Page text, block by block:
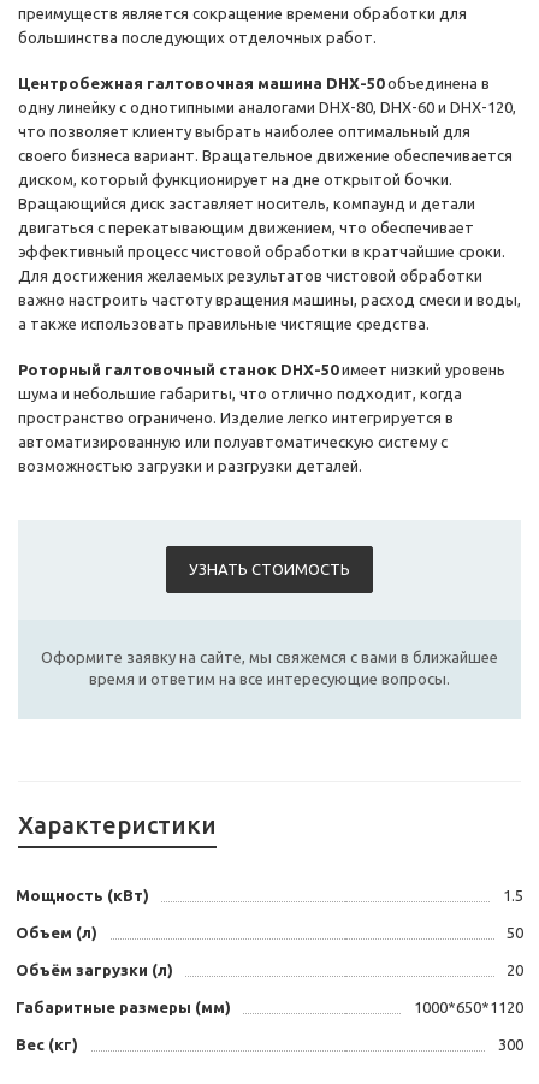
преимуществ является сокращение времени обработки для
большинства последующих отделочных работ.
Центробежная галтовочная машина DHX-50объединена в
одну линейку с однотипными аналогами DHX-80, DHX-60 и DHX-120,
что позволяет клиенту выбрать наиболее оптимальный для
своего бизнеса вариант. Вращательное движение обеспечивается
диском, который функционирует на дне открытой бочки.
Вращающийся диск заставляет носитель, компаунд и детали
двигаться с перекатывающим движением, что обеспечивает
эффективный процесс чистовой обработки в кратчайшие сроки.
Для достижения желаемых результатов чистовой обработки
важно настроить частоту вращения машины, расход смеси и воды,
а также использовать правильные чистящие средства.
Роторный галтовочный станок DHX-50имеет низкий уровень
шума и небольшие габариты, что отлично подходит, когда
пространство ограничено. Изделие легко интегрируется в
автоматизированную или полуавтоматическую систему с
возможностью загрузки и разгрузки деталей.
УЗНАТЬ СТОИМОСТЬ
Оформите заявку на сайте, мы свяжемся с вами в ближайшее
время и ответим на все интересующие вопросы.
Характеристики
Мощность (кВт) 1.5
Объем (л) 50
Объём загрузки (л) 20
Габаритные размеры (мм) 1000*650*1120
Вес (кг) 300